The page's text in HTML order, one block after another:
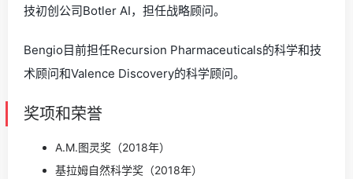
技初创公司Botler AI，担任战略顾问。
Bengio目前担任Recursion Pharmaceuticals的科学和技
术顾问和Valence Discovery的科学顾问。
奖项和荣誉
A.M.图灵奖（2018年）
基拉姆自然科学奖（2018年）